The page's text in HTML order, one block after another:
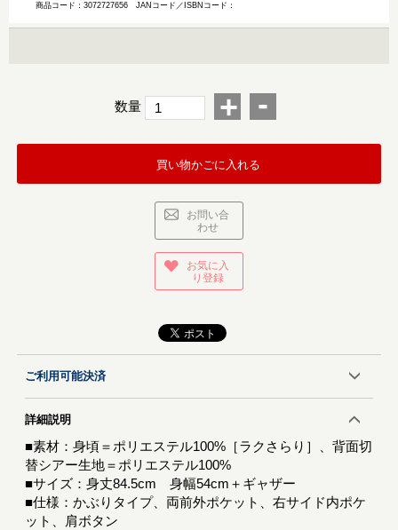
商品コード：3072727656JANコード／ISBNコード：
数量 + -
買い物かごに入れる
お問い合
わせ
お気に入
り登録
ご利用可能決済
詳細説明
■素材：身頃＝ポリエステル100%［ラクさらり］、背面切
替シアー生地＝ポリエステル100%
■サイズ：身丈84.5cm 身幅54cm＋ギャザー
■仕様：かぶりタイプ、両前外ポケット、右サイド内ポケ
ット、肩ボタン